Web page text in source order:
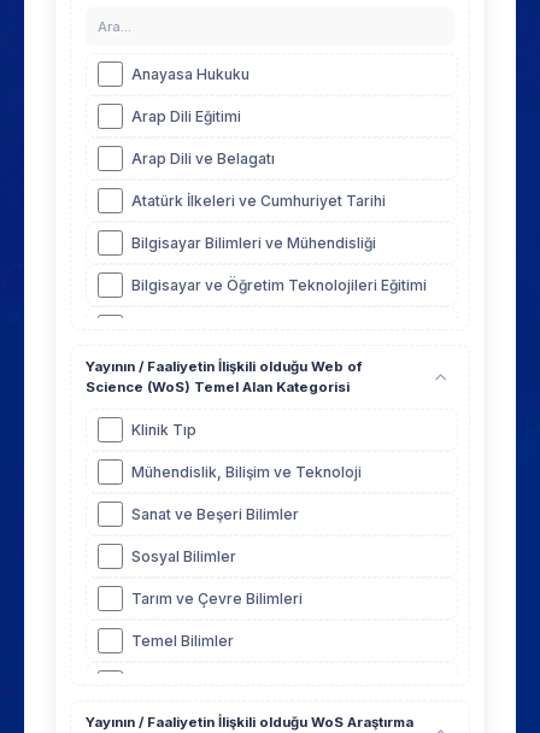
Sosyal, Beşeri ve İdari Bilimler Temel Alanı
Anayasa Hukuku
Arap Dili Eğitimi
Arap Dili ve Belagatı
Atatürk İlkeleri ve Cumhuriyet Tarihi
Bilgisayar Bilimleri ve Mühendisliği
Bilgisayar ve Öğretim Teknolojileri Eğitimi
Biyomühendislik
Yayının / Faaliyetin İlişkili olduğu Web of
Science (WoS) Temel Alan Kategorisi
Klinik Tıp
Mühendislik, Bilişim ve Teknoloji
Sanat ve Beşeri Bilimler
Sosyal Bilimler
Tarım ve Çevre Bilimleri
Temel Bilimler
Yayının / Faaliyetin İlişkili olduğu WoS Araştırma